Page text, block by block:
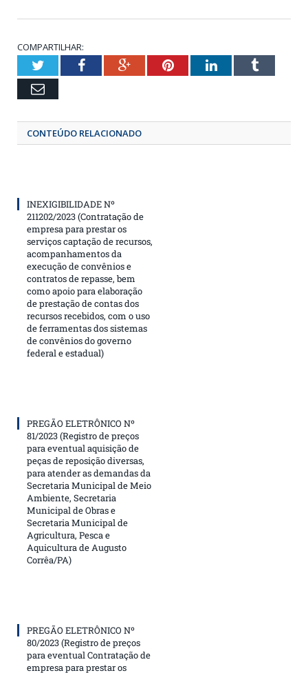
COMPARTILHAR:
TwitterFacebookGoogle+Pinterest
LinkedIn
Email
CONTEÚDO RELACIONADO
INEXIGIBILIDADE Nº
211202/2023 (Contratação de
empresa para prestar os
serviços captação de recursos,
acompanhamentos da
execução de convênios e
contratos de repasse, bem
como apoio para elaboração
de prestação de contas dos
recursos recebidos, com o uso
de ferramentas dos sistemas
de convênios do governo
federal e estadual)
PREGÃO ELETRÔNICO Nº
81/2023 (Registro de preços
para eventual aquisição de
peças de reposição diversas,
para atender as demandas da
Secretaria Municipal de Meio
Ambiente, Secretaria
Municipal de Obras e
Secretaria Municipal de
Agricultura, Pesca e
Aquicultura de Augusto
Corrêa/PA)
PREGÃO ELETRÔNICO Nº
80/2023 (Registro de preços
para eventual Contratação de
empresa para prestar os